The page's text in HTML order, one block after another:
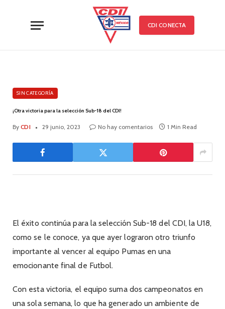
CDI CONECTA
SIN CATEGORÍA
¡Otra victoria para la selección Sub-18 del CDI!
By CDI 29 junio, 2023 No hay comentarios 1 Min Read
El éxito continúa para la selección Sub-18 del CDI, la U18,
como se le conoce, ya que ayer lograron otro triunfo
importante al vencer al equipo Pumas en una
emocionante final de Futbol.
Con esta victoria, el equipo suma dos campeonatos en
una sola semana, lo que ha generado un ambiente de